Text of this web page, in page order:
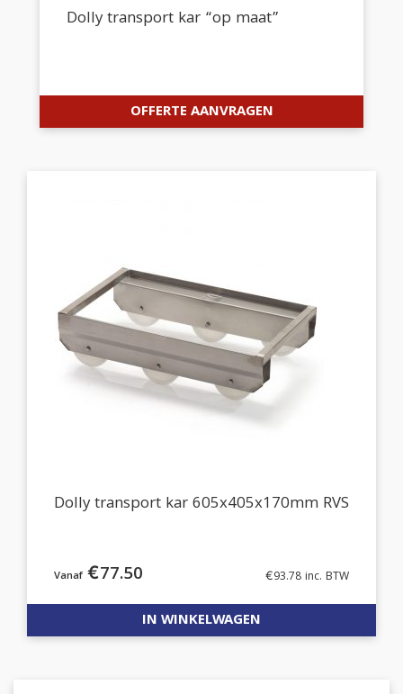
Dolly transport kar “op maat”
OFFERTE AANVRAGEN
Dolly transport kar 605x405x170mm RVS
€77.50 €93.78 inc. BTW
IN WINKELWAGEN